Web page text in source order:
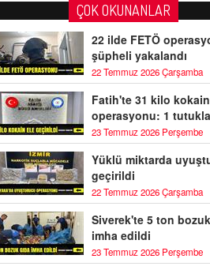
ÇOK OKUNANLAR
22 ilde FETÖ
şüpheli yakalandı
22 Temmuz 2026 Çarşamba
Fatih'te 31 kilo kokain
operasyonu: 1
23 Temmuz 2026 Perşembe
Yüklü miktarda
geçirildi
22 Temmuz 2026 Çarşamba
Siverek'te 5 ton
imha edildi
23 Temmuz 2026 Perşembe